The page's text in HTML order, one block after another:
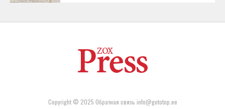
Copyright © 2025 Обратная связь info@gototop.ee